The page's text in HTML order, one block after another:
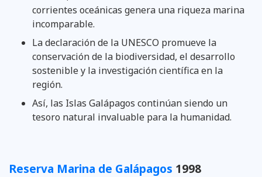
corrientes oceánicas genera una riqueza marina
incomparable.
La declaración de la UNESCO promueve la
conservación de la biodiversidad, el desarrollo
sostenible y la investigación científica en la
región.
Así, las Islas Galápagos continúan siendo un
tesoro natural invaluable para la humanidad.
Reserva Marina de Galápagos 1998